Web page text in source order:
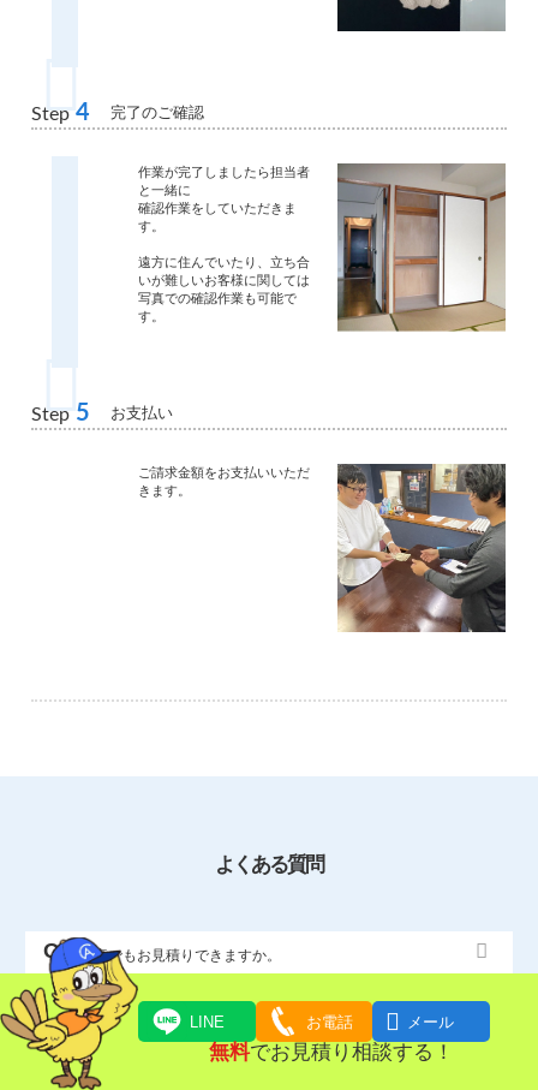
Step 4 完了のご確認
作業が完了しましたら担当者
と一緒に
確認作業をしていただきま
す。
遠方に住んでいたり、立ち合
いが難しいお客様に関しては
写真での確認作業も可能で
す。
Step 5 お支払い
ご請求金額をお支払いいただ
きます。
よくある質問
写真でもお見積りできますか。
食品や塗料なども回収いただけますか。
分割の支払いも可能ですか？
LINE お電話  メール
無料でお見積り相談する！